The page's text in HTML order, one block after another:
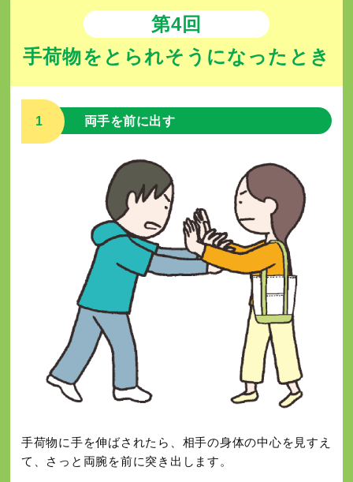
第4回
手荷物をとられそうになったとき
1 両手を前に出す
手荷物に手を伸ばされたら、相手の身体の中心を見すえ
て、さっと両腕を前に突き出します。